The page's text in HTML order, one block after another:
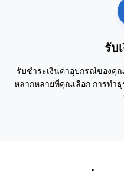
รับ
รับชำระเงินค่าอุปกรณ์ของคุณ
หลากหลายที่คุณเลือก การทำธุ